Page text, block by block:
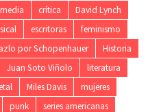
crítica
David Lynch
escritoras
feminismo
por Schopenhauer
Historia
Juan Soto Viñolo
literatura
Miles Davis
mujeres
punk
series americanas